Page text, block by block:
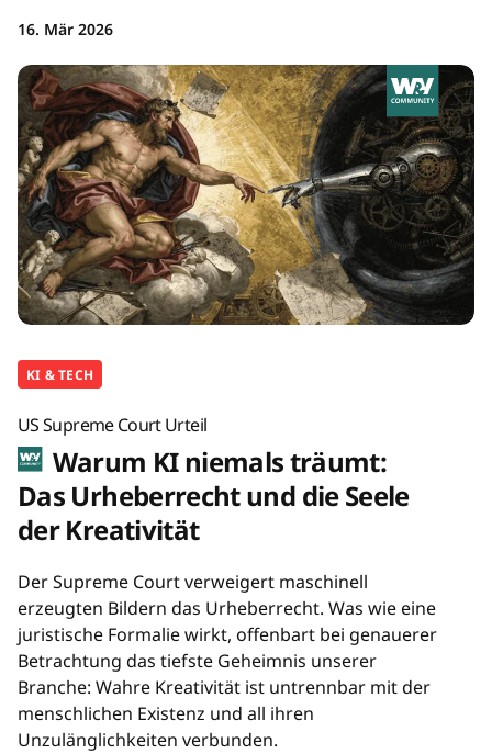
16. Mär 2026
KI & TECH
US Supreme Court Urteil
Warum KI niemals träumt:
Das Urheberrecht und die Seele
der Kreativität
Der Supreme Court verweigert maschinell
erzeugten Bildern das Urheberrecht. Was wie eine
juristische Formalie wirkt, offenbart bei genauerer
Betrachtung das tiefste Geheimnis unserer
Branche: Wahre Kreativität ist untrennbar mit der
menschlichen Existenz und all ihren
Unzulänglichkeiten verbunden.